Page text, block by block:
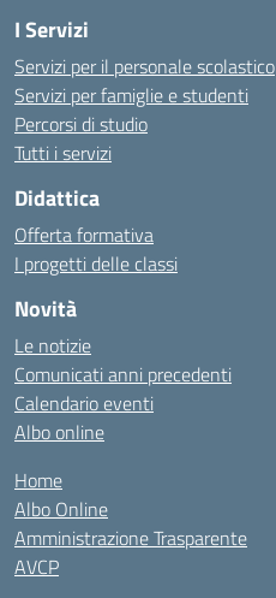
I Servizi
Servizi per il personale scolastico
Servizi per famiglie e studenti
Percorsi di studio
Tutti i servizi
Didattica
Offerta formativa
I progetti delle classi
Novità
Le notizie
Comunicati anni precedenti
Calendario eventi
Albo online
Home
Albo Online
Amministrazione Trasparente
AVCP